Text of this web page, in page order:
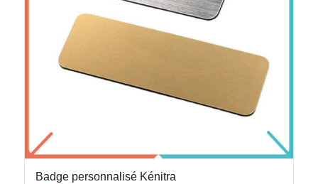
Badge personnalisé Kénitra